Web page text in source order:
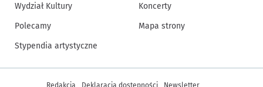
Wydział Kultury
Polecamy
Stypendia artystyczne
Koncerty
Mapa strony
Inne informacje
Redakcja Deklaracja dostępności Newsletter